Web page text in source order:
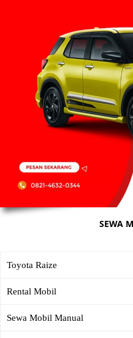
SEWA
Toyota Raize
Rental Mobil
Sewa Mobil Manual